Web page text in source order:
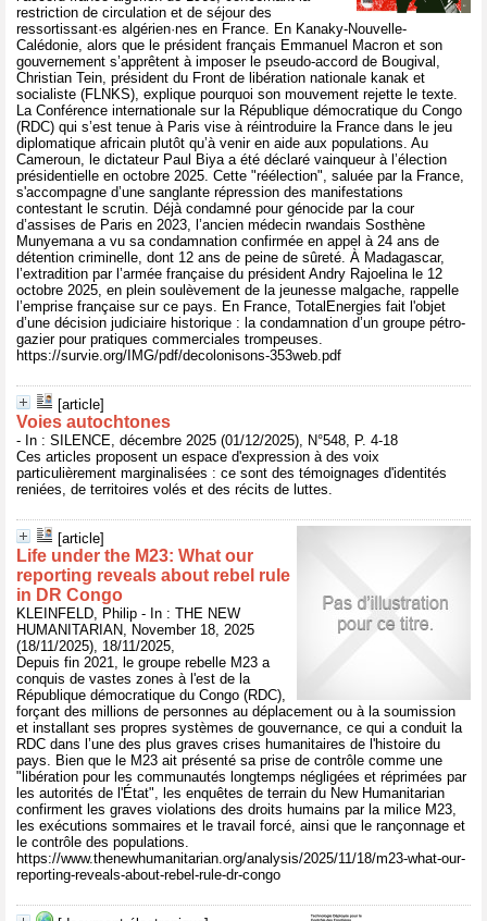
restriction de circulation et de séjour des
ressortissant·es algérien·nes en France. En Kanaky-Nouvelle-
Calédonie, alors que le président français Emmanuel Macron et son
gouvernement s’apprêtent à imposer le pseudo-accord de Bougival,
Christian Tein, président du Front de libération nationale kanak et
socialiste (FLNKS), explique pourquoi son mouvement rejette le texte.
La Conférence internationale sur la République démocratique du Congo
(RDC) qui s’est tenue à Paris vise à réintroduire la France dans le jeu
diplomatique africain plutôt qu’à venir en aide aux populations. Au
Cameroun, le dictateur Paul Biya a été déclaré vainqueur à l’élection
présidentielle en octobre 2025. Cette "réélection", saluée par la France,
s'accompagne d’une sanglante répression des manifestations
contestant le scrutin. Déjà condamné pour génocide par la cour
d’assises de Paris en 2023, l’ancien médecin rwandais Sosthène
Munyemana a vu sa condamnation confirmée en appel à 24 ans de
détention criminelle, dont 12 ans de peine de sûreté. À Madagascar,
l’extradition par l’armée française du président Andry Rajoelina le 12
octobre 2025, en plein soulèvement de la jeunesse malgache, rappelle
l’emprise française sur ce pays. En France, TotalEnergies fait l'objet
d’une décision judiciaire historique : la condamnation d’un groupe pétro-
gazier pour pratiques commerciales trompeuses.
https://survie.org/IMG/pdf/decolonisons-353web.pdf
[article]
Voies autochtones
- In : SILENCE, décembre 2025 (01/12/2025), N°548, P. 4-18
Ces articles proposent un espace d'expression à des voix
particulièrement marginalisées : ce sont des témoignages d'identités
reniées, de territoires volés et des récits de luttes.
[article]
Life under the M23: What our
reporting reveals about rebel rule
in DR Congo
KLEINFELD, Philip - In : THE NEW
HUMANITARIAN, November 18, 2025
(18/11/2025), 18/11/2025,
Depuis fin 2021, le groupe rebelle M23 a
conquis de vastes zones à l'est de la
République démocratique du Congo (RDC),
forçant des millions de personnes au déplacement ou à la soumission
et installant ses propres systèmes de gouvernance, ce qui a conduit la
RDC dans l’une des plus graves crises humanitaires de l'histoire du
pays. Bien que le M23 ait présenté sa prise de contrôle comme une
"libération pour les communautés longtemps négligées et réprimées par
les autorités de l'État", les enquêtes de terrain du New Humanitarian
confirment les graves violations des droits humains par la milice M23,
les exécutions sommaires et le travail forcé, ainsi que le rançonnage et
le contrôle des populations.
https://www.thenewhumanitarian.org/analysis/2025/11/18/m23-what-our-
reporting-reveals-about-rebel-rule-dr-congo